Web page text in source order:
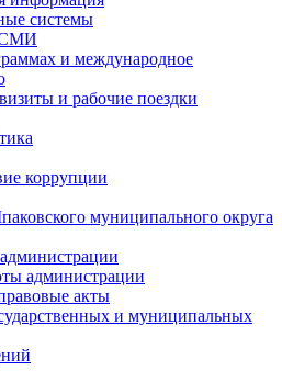
системы
СМИ
и международное
и рабочие поездки
коррупции
муниципального округа
администрации
акты
и муниципальных